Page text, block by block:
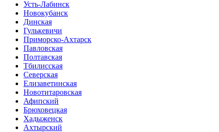
Усть-Лабинск
Новокубанск
Динская
Гулькевичи
Приморско-Ахтарск
Павловская
Полтавская
Тбилисская
Северская
Елизаветинская
Новотитаровская
Афипский
Брюховецкая
Хадыженск
Ахтырский